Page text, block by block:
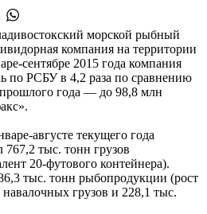
морской рыбный
компания на территории
сентябре 2015 года компания
по РСБУ в 4,2 раза по сравнению
года — до 98,8 млн
августе текущего года
тыс. тонн грузов
20-футового контейнера).
тыс. тонн рыбопродукции (рост
грузов и 228,1 тыс.